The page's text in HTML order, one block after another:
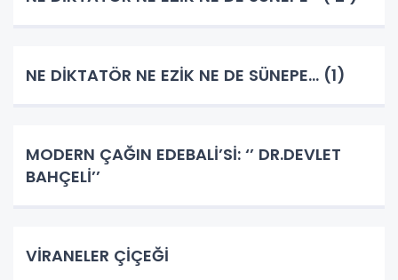
NE DİKTATÖR NE EZİK NE DE SÜNEPE... (1)
MODERN ÇAĞIN EDEBALİ’Sİ: ‘’ DR.DEVLET
BAHÇELİ’’
VİRANELER ÇİÇEĞİ